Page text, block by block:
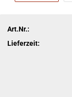
Art.Nr.:
Lieferzeit: